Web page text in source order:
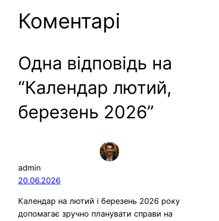
Коментарі
Одна відповідь на
“Календар лютий,
березень 2026”
admin
20.06.2026
Календар на лютий і березень 2026 року
допомагає зручно планувати справи на